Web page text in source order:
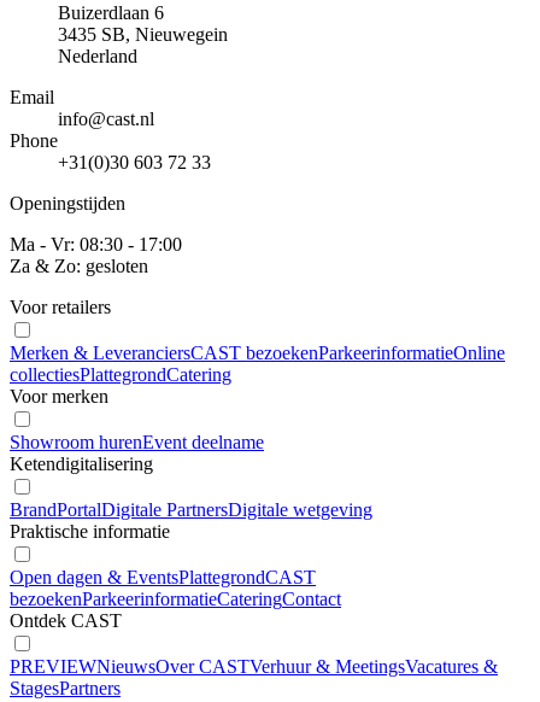
Buizerdlaan 6
3435 SB, Nieuwegein
Nederland
Email
info@cast.nl
Phone
+31(0)30 603 72 33
Openingstijden
Ma - Vr: 08:30 - 17:00
Za & Zo: gesloten
Voor retailers
Merken & LeveranciersCAST bezoekenParkeerinformatieOnline
collectiesPlattegrondCatering
Voor merken
Showroom hurenEvent deelname
Ketendigitalisering
BrandPortalDigitale PartnersDigitale wetgeving
Praktische informatie
Open dagen & EventsPlattegrondCAST
bezoekenParkeerinformatieCateringContact
Ontdek CAST
PREVIEWNieuwsOver CASTVerhuur & MeetingsVacatures &
StagesPartners